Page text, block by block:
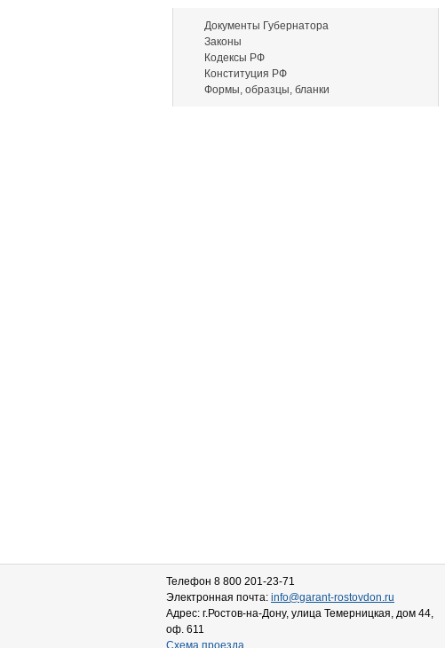
Документы Губернатора
Законы
Кодексы РФ
Конституция РФ
Формы, образцы, бланки
Телефон 8 800 201-23-71
Электронная почта: info@garant-rostovdon.ru
Адрес: г.Ростов-на-Дону, улица Темерницкая, дом 44,
оф. 611
Схема проезда